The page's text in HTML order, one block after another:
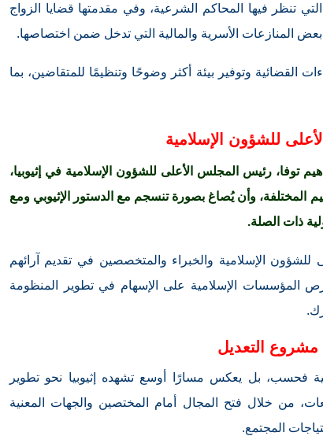
تنظر فيها المحاكم الشرعية، وفي مقدمتها قضايا الزواج
المنازعات الأسرية والمالية التي تدخل ضمن اختصاصها.
القضائية وتوفير بيئة أكثر وضوحًا وتنظيمًا للمتقاضين، بما
للشؤون الإسلامية
توفا، رئيس المجلس الأعلى للشؤون الإسلامية في إثيوبيا،
المختلفة، وأن يُصاغ بصورة تنسجم مع الدستور الإثيوبي ومع
ذات الصلة.
الإسلامية والخبراء والمتخصصين في تقديم آرائهم
المؤسسات الإسلامية على الإسهام في تطوير المنظومة
مشروع التعديل
فحسب، بل يعكس مسارًا أوسع تشهده إثيوبيا نحو تطوير
من خلال فتح المجال أمام المختصين والجهات المعنية
المجتمع.